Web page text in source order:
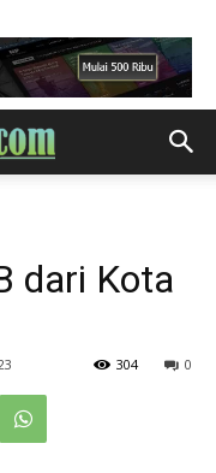
dari Kota
0
304